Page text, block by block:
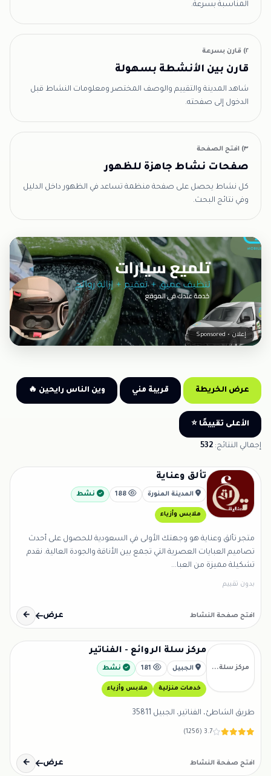
المناسبة بسرعة.
٢) قارن بسرعة
قارن بين الأنشطة بسهولة
شاهد المدينة والتقييم والوصف المختصر ومعلومات النشاط قبل
الدخول إلى صفحته.
٣) افتح الصفحة
صفحات نشاط جاهزة للظهور
كل نشاط يحصل على صفحة منظمة تساعد في الظهور داخل الدليل
وفي نتائج البحث.
إعلان • Sponsored
عرض الخريطة قريبة مني وين الناس رايحين 🔥
الأعلى تقييمًا ⭐
إجمالي النتائج: 532
تألق وعناية
المدينة المنورة نشط
ملابس وأزياء
متجر تألق وعناية هو وجهتك الأولى في السعودية للحصول على أحدث
تصاميم العبايات العصرية التي تجمع بين الأناقة والجودة العالية. نقدم
تشكيلة مميزة من العبا...
بدون تقييم
افتح صفحة النشاط عرض ←
مركز سلة...
مركز سلة الروائع - الفناتير
الجبيل نشط
خدمات منزلية ملابس وأزياء
طريق الشاطئ، الفناتير، الجبيل 35811
3.7 (1256)
افتح صفحة النشاط عرض ←